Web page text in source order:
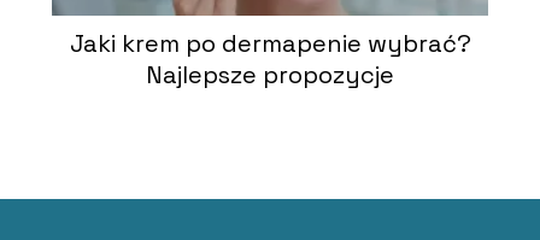
Jaki krem po dermapenie wybrać?
Najlepsze propozycje